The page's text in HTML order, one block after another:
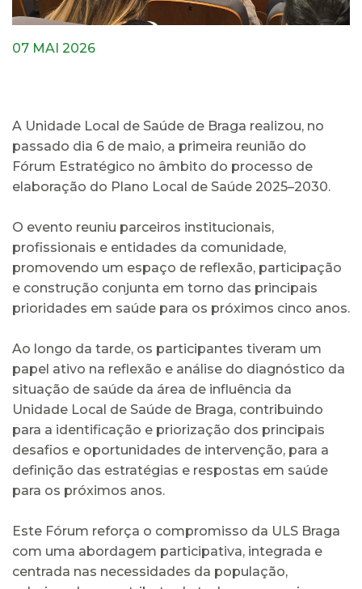
07 MAI 2026
A Unidade Local de Saúde de Braga realizou, no
passado dia 6 de maio, a primeira reunião do
Fórum Estratégico no âmbito do processo de
elaboração do Plano Local de Saúde 2025–2030.
O evento reuniu parceiros institucionais,
profissionais e entidades da comunidade,
promovendo um espaço de reflexão, participação
e construção conjunta em torno das principais
prioridades em saúde para os próximos cinco anos.
Ao longo da tarde, os participantes tiveram um
papel ativo na reflexão e análise do diagnóstico da
situação de saúde da área de influência da
Unidade Local de Saúde de Braga, contribuindo
para a identificação e priorização dos principais
desafios e oportunidades de intervenção, para a
definição das estratégias e respostas em saúde
para os próximos anos.
Este Fórum reforça o compromisso da ULS Braga
com uma abordagem participativa, integrada e
centrada nas necessidades da população,